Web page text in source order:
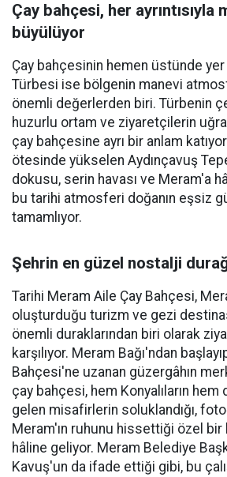
Çay bahçesi, her
büyülüyor
Çay bahçesinin hemen üstünde
Türbesi ise bölgenin manevi
önemli değerlerden biri. Türbenin
huzurlu ortam ve ziyaretçilerin
çay bahçesine ayrı bir anlam
ötesinde yükselen Aydınçavuş
dokusu, serin havası ve Meram'a
bu tarihi atmosferi doğanın eşsiz
tamamlıyor.
Şehrin en güzel nostalji
Tarihi Meram Aile Çay Bahçesi,
oluşturduğu turizm ve gezi
önemli duraklarından biri olarak
karşılıyor. Meram Bağı'ndan
Bahçesi'ne uzanan güzergâhın
çay bahçesi, hem Konyalıların hem
gelen misafirlerin soluklandığı,
Meram'ın ruhunu hissettiği özel bir
hâline geliyor. Meram Belediye
Kavuş'un da ifade ettiği gibi, bu